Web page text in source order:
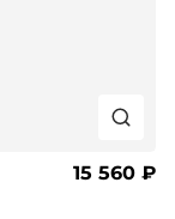
15 560 ₽